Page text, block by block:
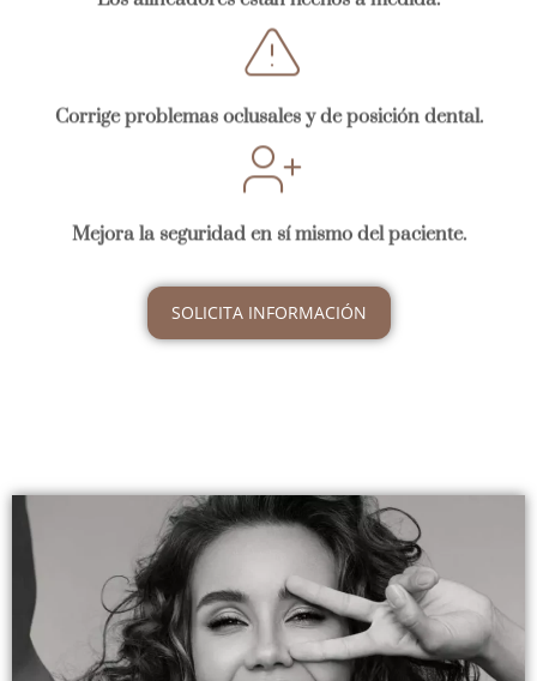
Corrige problemas oclusales y de posición dental.
Mejora la seguridad en sí mismo del paciente.
SOLICITA INFORMACIÓN